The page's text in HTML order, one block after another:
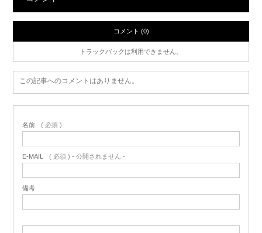
コメント (0)
トラックバックは利用できません。
この記事へのコメントはありません。
名前 ( 必須 )
E-MAIL ( 必須 ) - 公開されません -
備考